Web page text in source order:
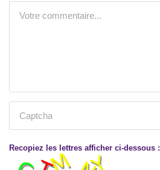
Recopiez les lettres afficher ci-dessous :